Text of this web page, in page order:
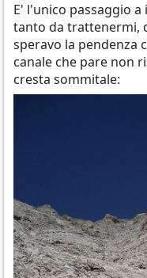
E' l'unico passaggio
tanto da trattenermi,
speravo la pendenza
canale che pare non
cresta sommitale: